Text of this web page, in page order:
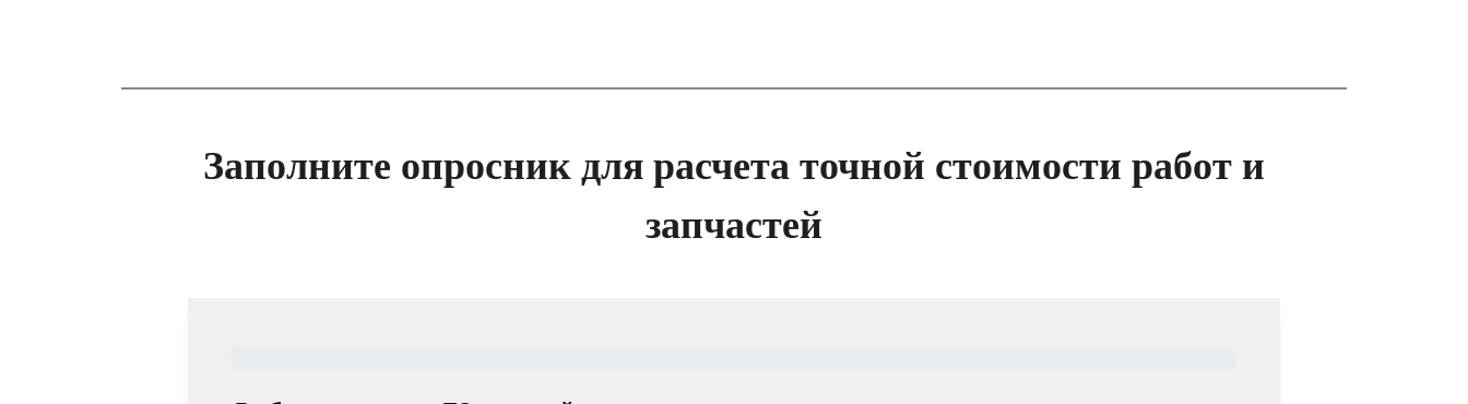
Заполните опросник для расчета точной стоимости работ и
запчастей